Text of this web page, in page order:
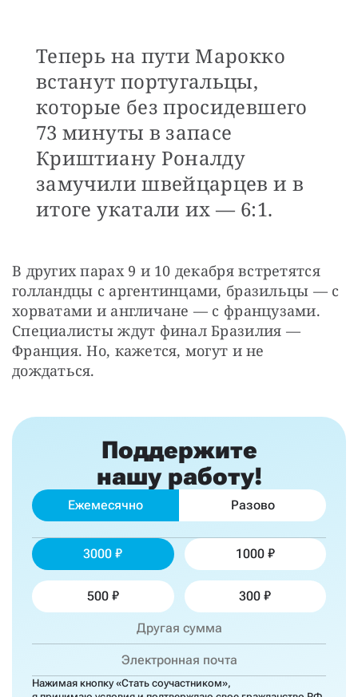
Теперь на пути Марокко
встанут португальцы,
которые без просидевшего
73 минуты в запасе
Криштиану Роналду
замучили швейцарцев и в
итоге укатали их — 6:1.
В других парах 9 и 10 декабря встретятся
голландцы с аргентинцами, бразильцы — с
хорватами и англичане — с французами.
Специалисты ждут финал Бразилия —
Франция. Но, кажется, могут и не
дождаться.
Поддержите
нашу работу!
Ежемесячно Разово
3000 1000
500 300
Нажимая кнопку «Стать соучастником»,